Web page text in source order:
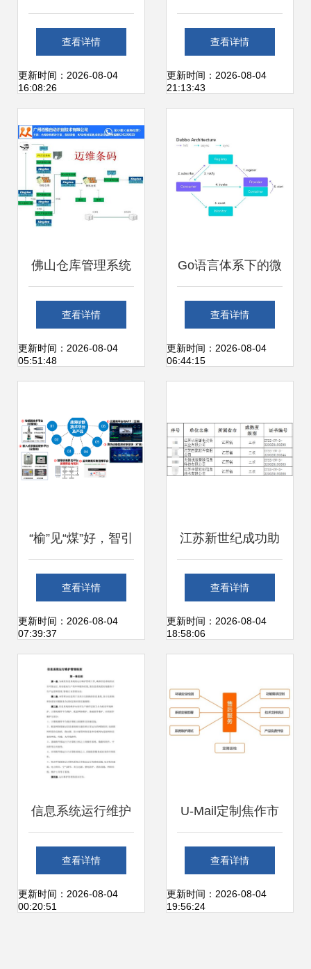
管理中心信息管理
系统运维服务单一
查看详情
更新时间：2026-08-04
16:08:26
系统一站式开发搭
建与运维解决方案
查看详情
更新时间：2026-08-04
21:13:43
佛山仓库管理系统
与广州迈维条码 实
现工厂仓库信息化
查看详情
更新时间：2026-08-04
05:51:48
Go语言体系下的微
服务框架选型 以
Dubbo Go 为切入
行维护服务
查看详情
更新时间：2026-08-04
06:44:15
“榆”见“煤”好，智引
未来 中国煤科常州
研究院亮相第十八
查看详情
更新时间：2026-08-04
07:39:37
江苏新世纪成功助
力四家企业通过
ITSS运维能力成熟
查看详情
更新时间：2026-08-04
18:58:06
信息系统运行维护
服务管理制度及信
息更新流程
查看详情
更新时间：2026-08-04
00:20:51
U-Mail定制焦作市
中级人民法院邮件
系统 构筑安全高效
查看详情
更新时间：2026-08-04
19:56:24